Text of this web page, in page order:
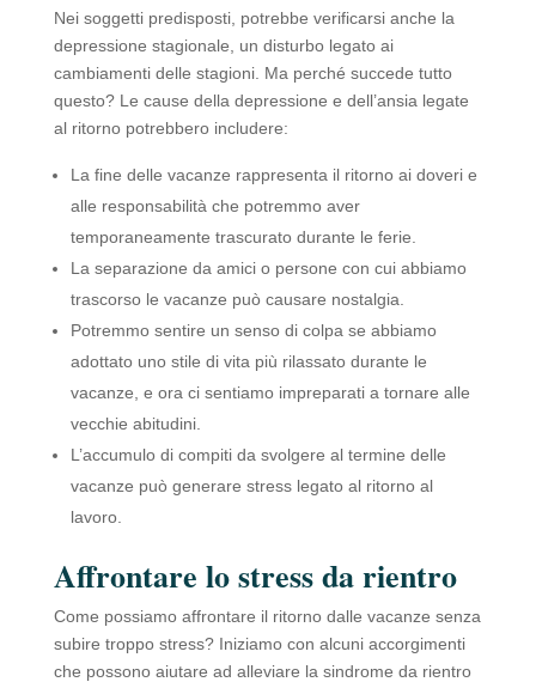
Nei soggetti predisposti, potrebbe verificarsi anche la
depressione stagionale, un disturbo legato ai
cambiamenti delle stagioni. Ma perché succede tutto
questo? Le cause della depressione e dell’ansia legate
al ritorno potrebbero includere:
La fine delle vacanze rappresenta il ritorno ai doveri e
alle responsabilità che potremmo aver
temporaneamente trascurato durante le ferie.
La separazione da amici o persone con cui abbiamo
trascorso le vacanze può causare nostalgia.
Potremmo sentire un senso di colpa se abbiamo
adottato uno stile di vita più rilassato durante le
vacanze, e ora ci sentiamo impreparati a tornare alle
vecchie abitudini.
L’accumulo di compiti da svolgere al termine delle
vacanze può generare stress legato al ritorno al
lavoro.
Affrontare lo stress da rientro
Come possiamo affrontare il ritorno dalle vacanze senza
subire troppo stress? Iniziamo con alcuni accorgimenti
che possono aiutare ad alleviare la sindrome da rientro